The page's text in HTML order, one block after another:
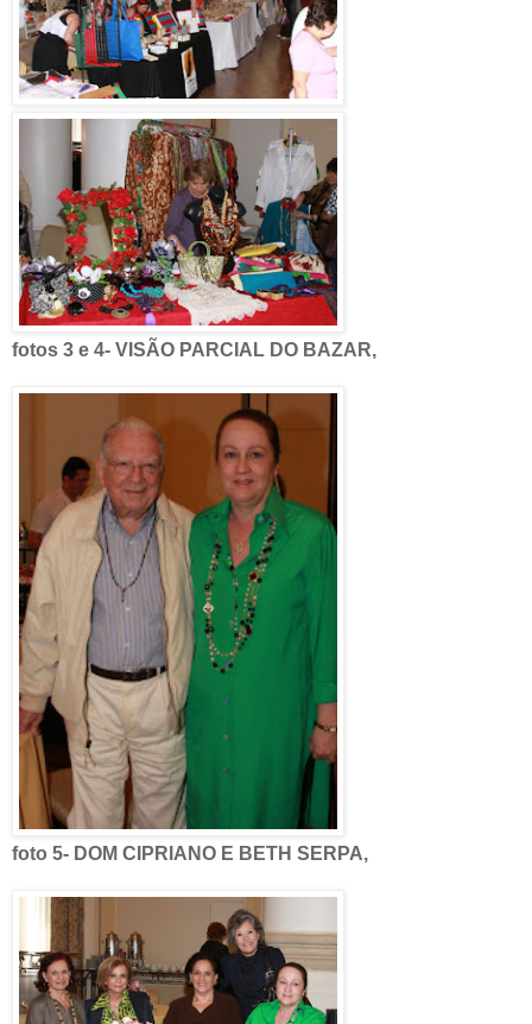
fotos 3 e 4- VISÃO PARCIAL DO BAZAR,
foto 5- DOM CIPRIANO E BETH SERPA,